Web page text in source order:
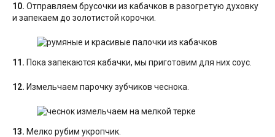
10. Отправляем брусочки из кабачков в разогретую духовку
и запекаем до золотистой корочки.
11. Пока запекаются кабачки, мы приготовим для них соус.
12. Измельчаем парочку зубчиков чеснока.
13. Мелко рубим укропчик.